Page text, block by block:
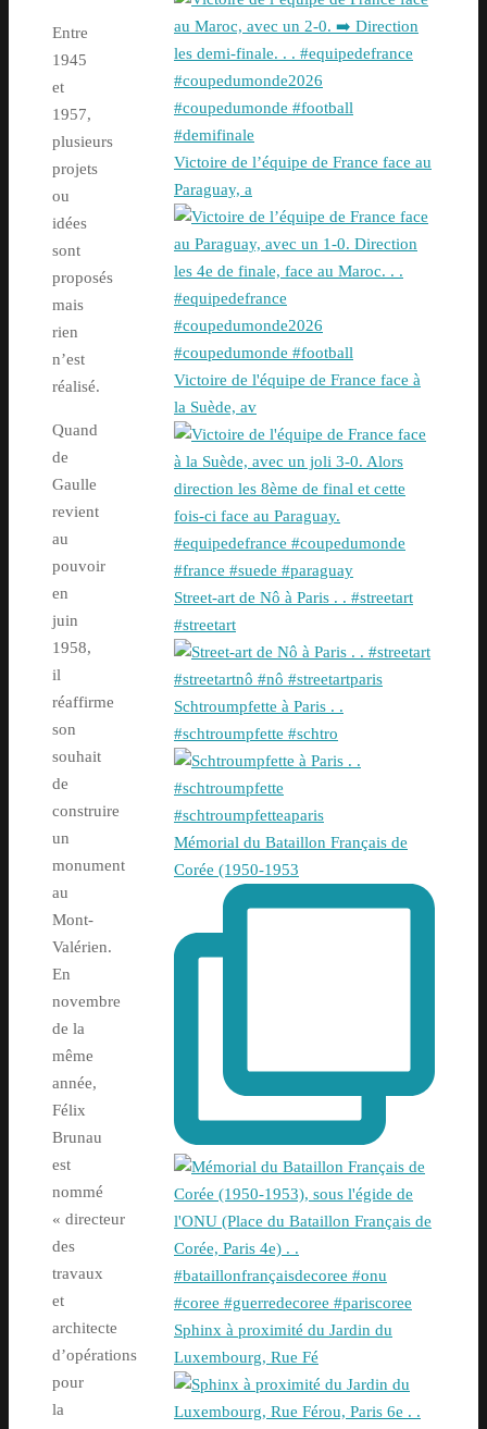
Entre
1945
et
1957,
plusieurs
projets
ou
idées
sont
proposés
mais
rien
n’est
réalisé.
Quand
de
Gaulle
revient
au
pouvoir
en
juin
1958,
il
réaffirme
son
souhait
de
construire
un
monument
au
Mont-
Valérien.
En
novembre
de la
même
année,
Félix
Brunau
est
nommé
« directeur
des
travaux
et
architecte
d’opérations
pour
la
Victoire de l’équipe de France face au
Paraguay, a
Victoire de l'équipe de France face à
la Suède, av
Street-art de Nô à Paris . . #streetart
#streetart
Schtroumpfette à Paris . .
#schtroumpfette #schtro
Mémorial du Bataillon Français de
Corée (1950-1953
Sphinx à proximité du Jardin du
Luxembourg, Rue Fé